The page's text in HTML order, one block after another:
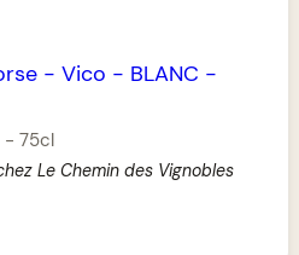
- Vico - BLANC -
- 75cl
Le Chemin des Vignobles